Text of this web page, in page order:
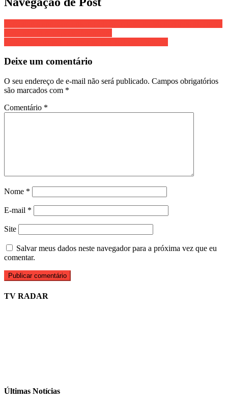
Deixe um comentário
O seu endereço de e-mail não será publicado. Campos obrigatórios
são marcados com *
Comentário *
Nome *
E-mail *
Site
Salvar meus dados neste navegador para a próxima vez que eu
comentar.
TV RADAR
Últimas Notícias